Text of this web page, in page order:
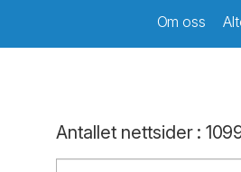
Om oss
Antallet nettsider: